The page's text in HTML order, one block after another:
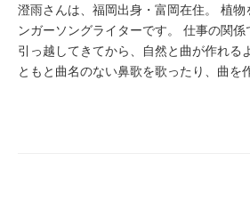
澄雨さんは、福岡出身・富岡在住。 植
ンガーソングライターです。 仕事の関
引っ越してきてから、自然と曲が作れる
ともと曲名のない鼻歌を歌ったり、曲を